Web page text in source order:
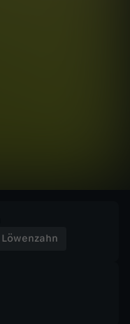
Löwenzahn